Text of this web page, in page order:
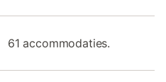
61 accommodaties.